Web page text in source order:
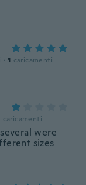
· 1 caricamenti
caricamenti
were
sizes